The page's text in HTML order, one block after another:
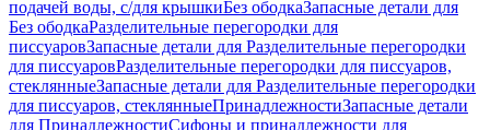
подачей воды, с/для крышкиБез ободкаЗапасные детали для
Без ободкаРазделительные перегородки для
писсуаровЗапасные детали для Разделительные перегородки
для писсуаровРазделительные перегородки для писсуаров,
стеклянныеЗапасные детали для Разделительные перегородки
для писсуаров, стеклянныеПринадлежностиЗапасные детали
для ПринадлежностиСифоны и принадлежности для